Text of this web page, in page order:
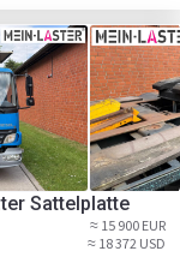
Sattelplatte
≈ 15 900 EUR
≈ 18 372 USD